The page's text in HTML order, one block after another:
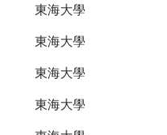
東海大學
東海大學
東海大學
東海大學